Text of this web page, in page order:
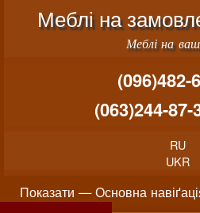
Меню облікового запису
Меблі на
Меблі на
(096)482-
(063)244-87-
RU
UKR
Основна навіґація
Показати — Основна